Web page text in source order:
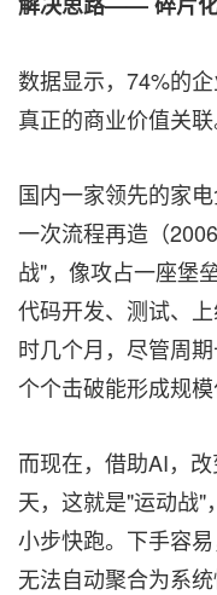
数据显示，74%的
真正的商业价值关联
国内一家领先的家
一次流程再造（
战"，像攻占一座堡
代码开发、测试、
时几个月，尽管周
个个击破能形成规模
而现在，借助AI，
天，这就是"运动战"
小步快跑。下手容
无法自动聚合为系统